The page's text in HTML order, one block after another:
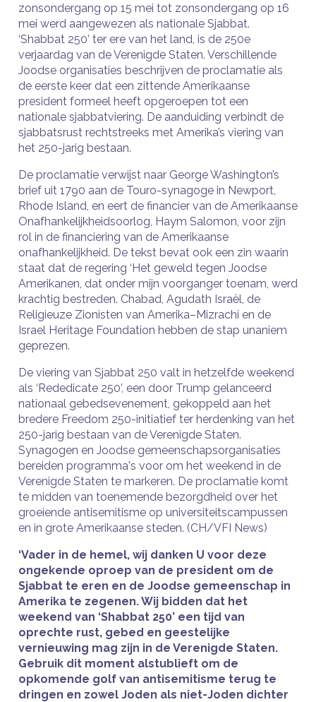
zonsondergang op 15 mei tot zonsondergang op 16
mei werd aangewezen als nationale Sjabbat.
‘Shabbat 250’ ter ere van het land, is de 250e
verjaardag van de Verenigde Staten. Verschillende
Joodse organisaties beschrijven de proclamatie als
de eerste keer dat een zittende Amerikaanse
president formeel heeft opgeroepen tot een
nationale sjabbatviering. De aanduiding verbindt de
sjabbatsrust rechtstreeks met Amerika’s viering van
het 250-jarig bestaan.
De proclamatie verwijst naar George Washington’s
brief uit 1790 aan de Touro-synagoge in Newport,
Rhode Island, en eert de financier van de Amerikaanse
Onafhankelijkheidsoorlog, Haym Salomon, voor zijn
rol in de financiering van de Amerikaanse
onafhankelijkheid. De tekst bevat ook een zin waarin
staat dat de regering ‘Het geweld tegen Joodse
Amerikanen, dat onder mijn voorganger toenam, werd
krachtig bestreden. Chabad, Agudath Israël, de
Religieuze Zionisten van Amerika–Mizrachi en de
Israel Heritage Foundation hebben de stap unaniem
geprezen.
De viering van Sjabbat 250 valt in hetzelfde weekend
als ‘Rededicate 250’, een door Trump gelanceerd
nationaal gebedsevenement, gekoppeld aan het
bredere Freedom 250-initiatief ter herdenking van het
250-jarig bestaan ​​van de Verenigde Staten.
Synagogen en Joodse gemeenschapsorganisaties
bereiden programma's voor om het weekend in de
Verenigde Staten te markeren. De proclamatie komt
te midden van toenemende bezorgdheid over het
groeiende antisemitisme op universiteitscampussen
en in grote Amerikaanse steden. (CH/VFI News)
‘Vader in de hemel, wij danken U voor deze
ongekende oproep van de president om de
Sjabbat te eren en de Joodse gemeenschap in
Amerika te zegenen. Wij bidden dat het
weekend van ‘Shabbat 250’ een tijd van
oprechte rust, gebed en geestelijke
vernieuwing mag zijn in de Verenigde Staten.
Gebruik dit moment alstublieft om de
opkomende golf van antisemitisme terug te
dringen en zowel Joden als niet-Joden dichter